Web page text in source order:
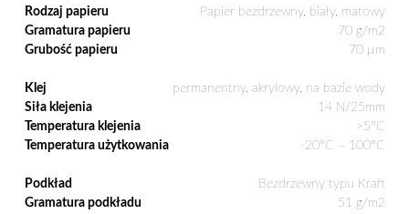
Rodzaj papieru
Papier bezdrzewny, biały, matowy
Gramatura papieru
70 g/m2
Grubość papieru
70 µm
Klej
permanentny, akrylowy, na bazie wody
Siła klejenia
14 N/25mm
Temperatura klejenia
>5°C
Temperatura użytkowania
-20°C – 100°C
Podkład
Bezdrzewny typu Kraft
Gramatura podkładu
51 g/m2